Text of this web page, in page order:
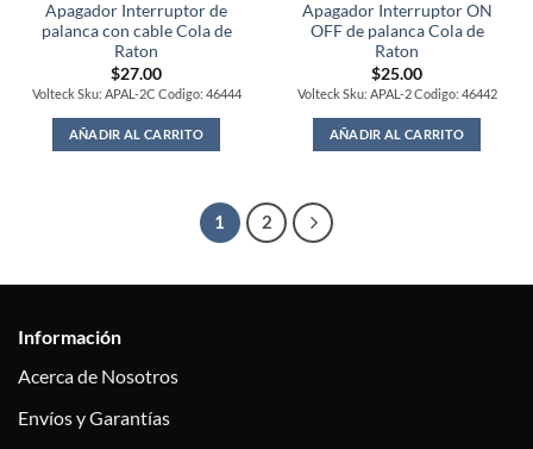
Apagador Interruptor de
palanca con cable Cola de
Raton
$27.00
Volteck Sku: APAL-2C Codigo: 46444
AÑADIR AL CARRITO
Apagador Interruptor ON
OFF de palanca Cola de
Raton
$25.00
Volteck Sku: APAL-2 Codigo: 46442
AÑADIR AL CARRITO
1 2
Información
Acerca de Nosotros
Envíos y Garantías